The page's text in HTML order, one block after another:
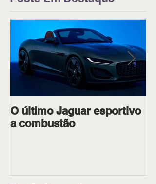
O último Jaguar esportivo
a combustão